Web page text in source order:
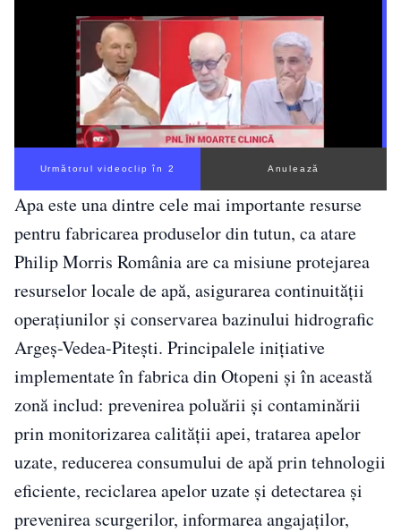
Următorul videoclip în 1 Anulează
Apa este una dintre cele mai importante resurse
pentru fabricarea produselor din tutun, ca atare
Philip Morris România are ca misiune protejarea
resurselor locale de apă, asigurarea continuității
operațiunilor și conservarea bazinului hidrografic
Argeș-Vedea-Pitești. Principalele inițiative
implementate în fabrica din Otopeni și în această
zonă includ: prevenirea poluării și contaminării
prin monitorizarea calității apei, tratarea apelor
uzate, reducerea consumului de apă prin tehnologii
eficiente, reciclarea apelor uzate și detectarea și
prevenirea scurgerilor, informarea angajaților,